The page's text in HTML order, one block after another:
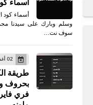
أسماء
أسماء كود
وسلم وبارك على سيدنا
سوف نت…
02 أغسطس 2021
طريقة
بحروف
فري